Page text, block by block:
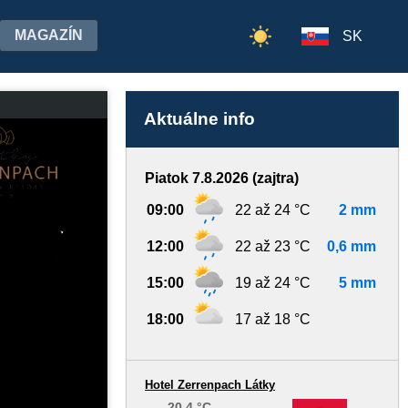
MAGAZÍN SK
Aktuálne info
Piatok 7.8.2026 (zajtra)
09:00 22 až 24 °C 2 mm
12:00 22 až 23 °C 0,6 mm
15:00 19 až 24 °C 5 mm
18:00 17 až 18 °C
Hotel Zerrenpach Látky